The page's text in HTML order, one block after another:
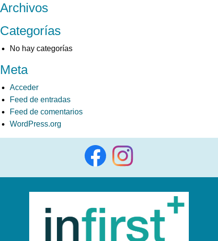
Archivos
Categorías
No hay categorías
Meta
Acceder
Feed de entradas
Feed de comentarios
WordPress.org